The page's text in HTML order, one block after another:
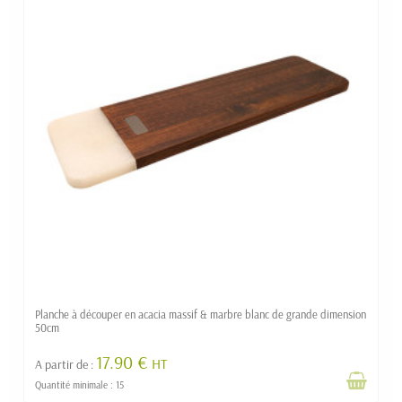
Planche à découper en acacia massif & marbre blanc de grande dimension
50cm
A partir de : 17.90 € HT
Quantité minimale : 15